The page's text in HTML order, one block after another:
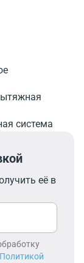
система
её в
Политикой